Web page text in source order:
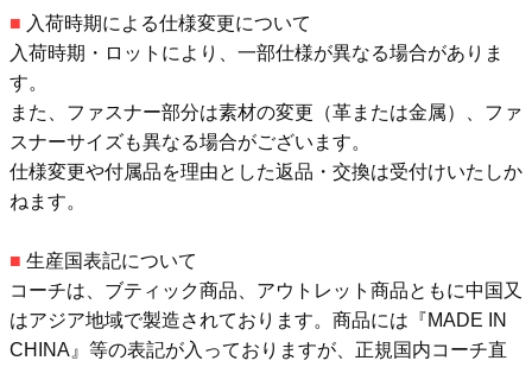
■ 入荷時期による仕様変更について
入荷時期・ロットにより、一部仕様が異なる場合がありま
す。
また、ファスナー部分は素材の変更（革または金属）、ファ
スナーサイズも異なる場合がございます。
仕様変更や付属品を理由とした返品・交換は受付けいたしか
ねます。
■ 生産国表記について
コーチは、ブティック商品、アウトレット商品ともに中国又
はアジア地域で製造されております。商品には『MADE IN
CHINA』等の表記が入っておりますが、正規国内コーチ直